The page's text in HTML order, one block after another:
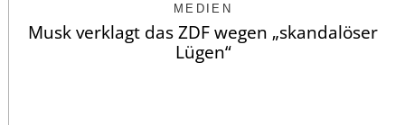
MEDIEN
Musk verklagt das ZDF wegen „skandalöser
Lügen“